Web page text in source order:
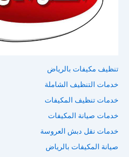
تنظيف مكيفات بالرياض
خدمات التنظيف الشاملة
خدمات تنظيف المكيفات
خدمات صيانة المكيفات
خدمات نقل دبش العروسة
صيانة المكيفات بالرياض